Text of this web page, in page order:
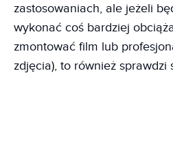
zastosowaniach, ale jeżeli
wykonać coś bardziej
zmontować film lub
zdjęcia), to również sprawdzi